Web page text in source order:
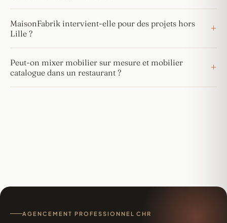
MaisonFabrik intervient-elle pour des projets hors
Lille ?
Peut-on mixer mobilier sur mesure et mobilier
catalogue dans un restaurant ?
AGENCEMENT PROFESSIONNEL CHR